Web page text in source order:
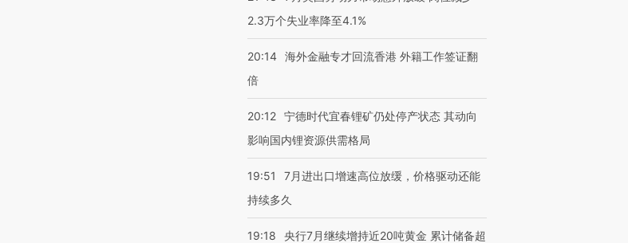
2.3万个失业率降至4.1%
20:14 海外金融专才回流香港 外籍工作签证翻
倍
20:12 宁德时代宜春锂矿仍处停产状态 其动向
影响国内锂资源供需格局
19:51
7月进出口增速高位放缓，价格驱动还能
持续多久
19:18
央行7月继续增持近20吨黄金 累计储备超